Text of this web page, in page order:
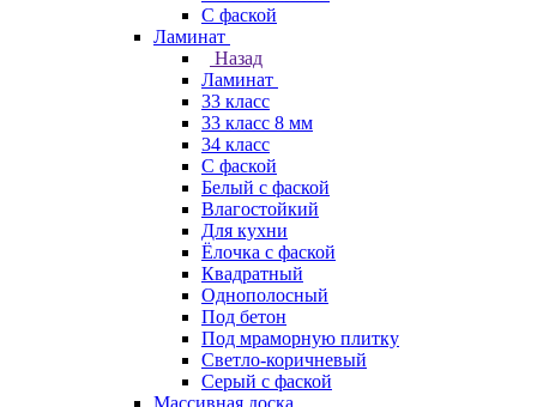
С фаской
Ламинат
Назад
Ламинат
33 класс
33 класс 8 мм
34 класс
C фаской
Белый с фаской
Влагостойкий
Для кухни
Ёлочка с фаской
Квадратный
Однополосный
Под бетон
Под мраморную плитку
Светло-коричневый
Серый с фаской
Массивная доска